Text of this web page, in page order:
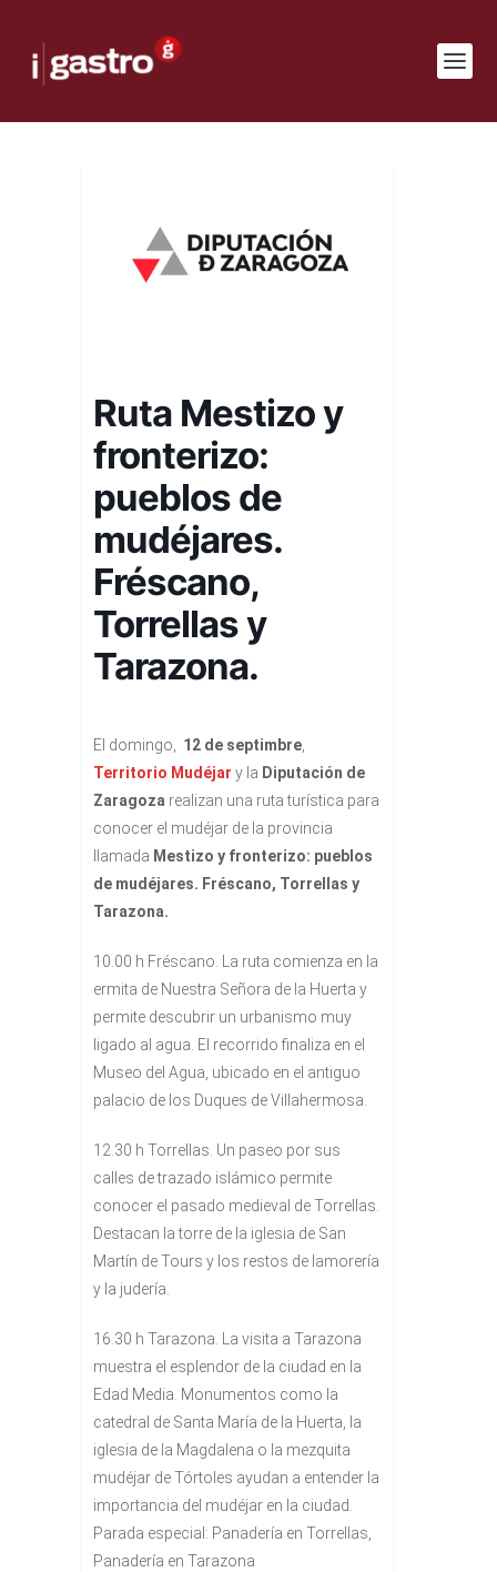
Ruta Mestizo y
fronterizo:
pueblos de
mudéjares.
Fréscano,
Torrellas y
Tarazona.
El domingo, 12 de septimbre
Territorio Mudéjar y la Diputación de
Zaragoza realizan una ruta turística para
conocer el mudéjar de la provincia
llamada Mestizo y fronterizo: pueblos
de mudéjares. Fréscano, Torrellas y
Tarazona.
10.00 h Fréscano. La ruta comienza en la
ermita de Nuestra Señora de la Huerta y
permite descubrir un urbanismo muy
ligado al agua. El recorrido finaliza en el
Museo del Agua, ubicado en el antiguo
palacio de los Duques de Villahermosa.
12.30 h Torrellas. Un paseo por sus
calles de trazado islámico permite
conocer el pasado medieval de Torrellas.
Destacan la torre de la iglesia de San
Martín de Tours y los restos de lamorería
y la judería.
16.30 h Tarazona. La visita a Tarazona
muestra el esplendor de la ciudad en la
Edad Media. Monumentos como la
catedral de Santa María de la Huerta, la
iglesia de la Magdalena o la mezquita
mudéjar de Tórtoles ayudan a entender la
importancia del mudéjar en la ciudad.
Parada especial: Panadería en Torrellas,
Panadería en Tarazona